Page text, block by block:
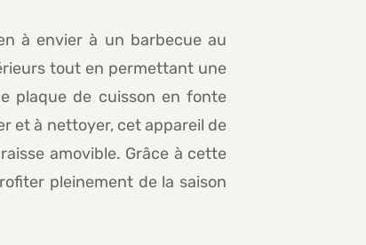
à envier à un barbecue au
tout en permettant une
plaque de cuisson en fonte
et à nettoyer, cet appareil de
amovible. Grâce à cette
pleinement de la saison